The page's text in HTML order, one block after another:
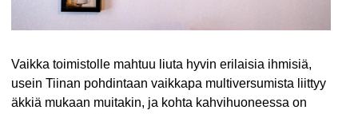
Vaikka toimistolle mahtuu liuta hyvin erilaisia ihmisiä,
usein Tiinan pohdintaan vaikkapa multiversumista liittyy
äkkiä mukaan muitakin, ja kohta kahvihuoneessa on